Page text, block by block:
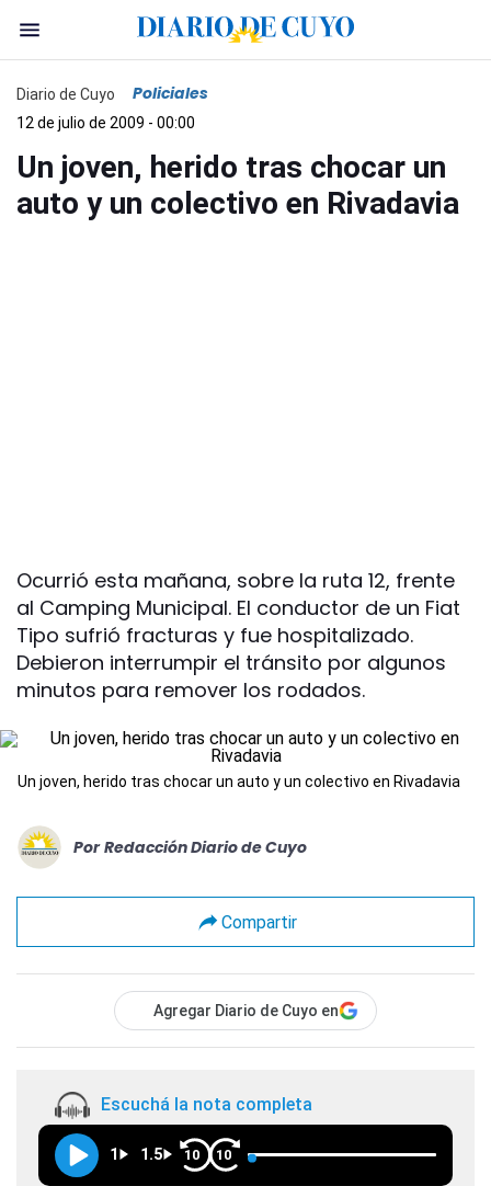
Diario de Cuyo Policiales
12 de julio de 2009 - 00:00
Un joven, herido tras chocar un
auto y un colectivo en Rivadavia
Ocurrió esta mañana, sobre la ruta 12, frente
al Camping Municipal. El conductor de un Fiat
Tipo sufrió fracturas y fue hospitalizado.
Debieron interrumpir el tránsito por algunos
minutos para remover los rodados.
Un joven, herido tras chocar un auto y un colectivo en Rivadavia
Por Redacción Diario de Cuyo
Compartir
Agregar Diario de Cuyo en
Escuchá la nota completa
1 1.5 10 10